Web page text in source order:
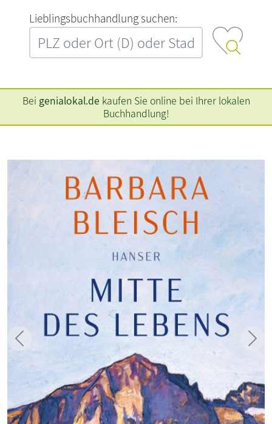
L‍i‍e‍b‍l‍i‍n‍g‍s‍b‍u‍c‍h‍h‍a‍n‍d‍l‍u‍n‍g‍ ‍s‍u‍c‍h‍e‍n‍:‍
Bei genialokal.de kaufen Sie online bei Ihrer lokalen
Buchhandlung!
Zurück